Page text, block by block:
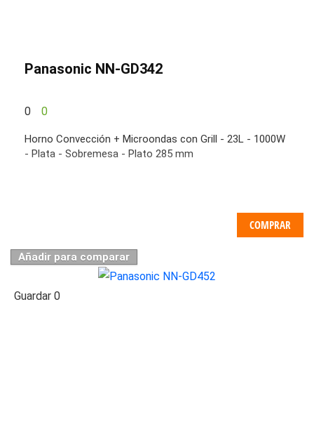
Panasonic NN-GD342
0 0
Horno Convección + Microondas con Grill - 23L - 1000W
- Plata - Sobremesa - Plato 285 mm
COMPRAR
Añadir para comparar
Guardar 0